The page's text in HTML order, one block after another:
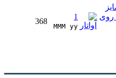
1
MMM yy